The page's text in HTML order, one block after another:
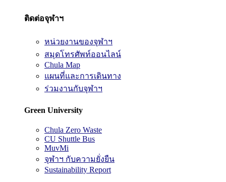
ติดต่อจุฬาฯ
หน่วยงานของจุฬาฯ
สมุดโทรศัพท์ออนไลน์
Chula Map
แผนที่และการเดินทาง
ร่วมงานกับจุฬาฯ
Green University
Chula Zero Waste
CU Shuttle Bus
MuvMi
จุฬาฯ กับความยั่งยืน
Sustainability Report